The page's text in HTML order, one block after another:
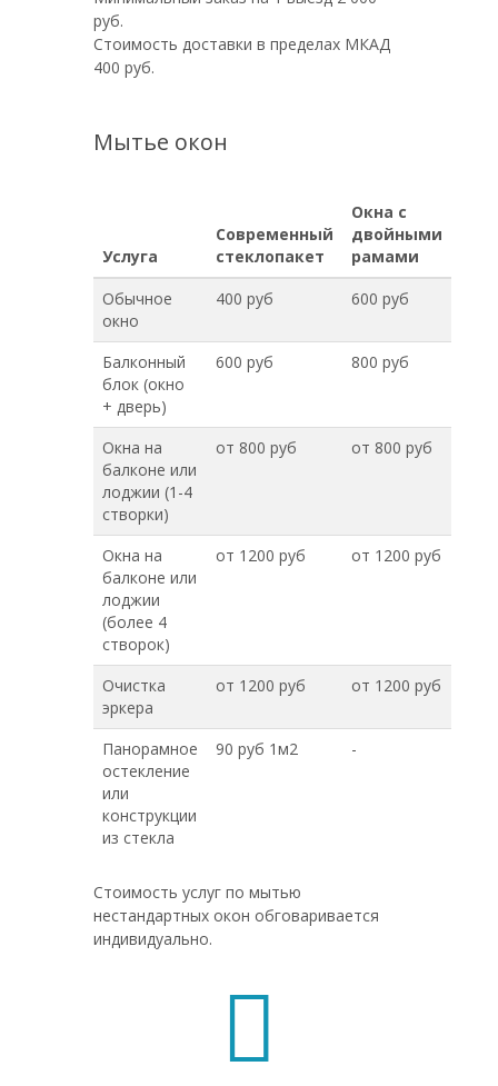
руб.
Стоимость доставки в пределах МКАД
400 руб.
Мытье окон
Услуга
Современный
стеклопакет
Окна с
двойными
рамами
Обычное
окно
400 руб 600 руб
Балконный
блок (окно
+ дверь)
600 руб 800 руб
Окна на
балконе или
лоджии (1-4
створки)
от 800 руб от 800 руб
Окна на
балконе или
лоджии
(более 4
створок)
от 1200 руб от 1200 руб
Очистка
эркера
от 1200 руб от 1200 руб
Панорамное
остекление
или
конструкции
из стекла
90 руб 1м2 -
Стоимость услуг по мытью
нестандартных окон обговаривается
индивидуально.